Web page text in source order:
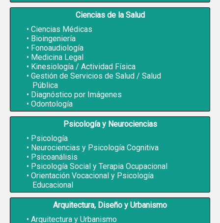
Ciencias de la Salud
Ciencias Médicas
Bioingeniería
Fonoaudiología
Medicina Legal
Kinesiología / Actividad Física
Gestión de Servicios de Salud / Salud
Pública
Diagnóstico por Imágenes
Odontología
Psicología y Neurociencias
Psicología
Neurociencias y Psicología Cognitiva
Psicoanálisis
Psicología Social y Terapia Ocupacional
Orientación Vocacional y Psicología
Educacional
Arquitectura, Diseño y Urbanismo
Arquitectura y Urbanismo